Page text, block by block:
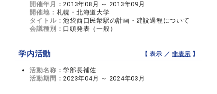
開催年月：2013年08月 ～ 2013年09月
開催地： 札幌・北海道大学
タイトル：池袋西口民衆駅の計画・建設過程について
会議種別： 口頭発表（一般）
学内活動 【 表示 ／非表示 】
活動名称：学部長補佐
活動期間：2023年04月 ～ 2024年03月